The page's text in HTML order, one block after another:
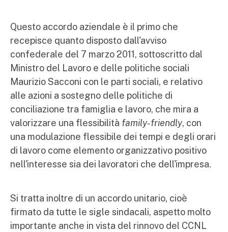
Questo accordo aziendale è il primo che
recepisce quanto disposto dall'avviso
confederale del 7 marzo 2011, sottoscritto dal
Ministro del Lavoro e delle politiche sociali
Maurizio Sacconi con le parti sociali, e relativo
alle azioni a sostegno delle politiche di
conciliazione tra famiglia e lavoro, che mira a
valorizzare una flessibilità family-friendly, con
una modulazione flessibile dei tempi e degli orari
di lavoro come elemento organizzativo positivo
nell'interesse sia dei lavoratori che dell'impresa.
Si tratta inoltre di un accordo unitario, cioè
firmato da tutte le sigle sindacali, aspetto molto
importante anche in vista del rinnovo del CCNL